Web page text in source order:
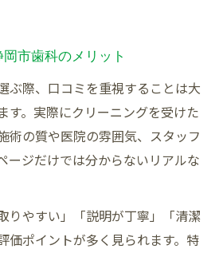
市歯科のメリット
ぶ際、口コミを重視することは大
す。実際にクリーニングを受けた
術の質や医院の雰囲気、スタッフ
ージだけでは分からないリアルな
りやすい」「説明が丁寧」「清潔
価ポイントが多く見られます。特